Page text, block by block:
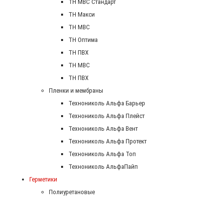
TH MBC Стандарт
TH Макси
TH МВС
TH Оптима
TH ПВХ
ТН МВС
ТН ПВХ
Пленки и мембраны
Технониколь Альфа Барьер
Технониколь Альфа Плейст
Технониколь Альфа Вент
Технониколь Альфа Протект
Технониколь Альфа Топ
Технониколь АльфаПайп
Герметики
Полиуретановые